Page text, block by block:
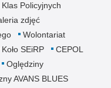
Policyjnych
zdjęć
Wolontariat
Koło SEiRP
CEPOL
Oględziny
AVANS BLUES